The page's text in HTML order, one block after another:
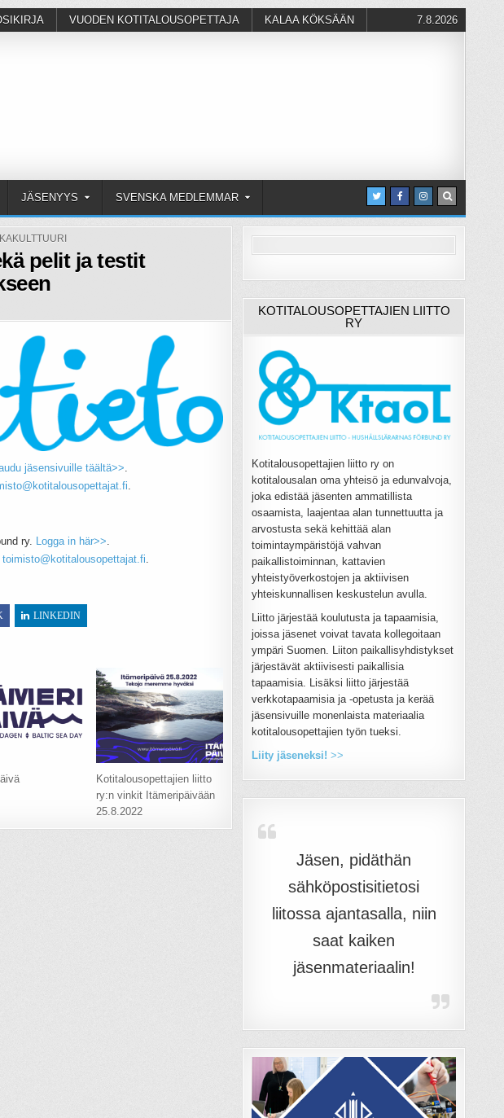
VUODEN KOTITALOUSOPETTAJA KALAA KÖKSÄÄN 7.8.2026
JÄSENYYS SVENSKA MEDLEMMAR
pelit ja testit
jäsensivuille täältä>>.
.
ry. Logga in här>>.
toimisto@kotitalousopettajat.fi.
LINKEDIN
Kotitalousopettajien liitto
ry:n vinkit Itämeripäivään
25.8.2022
KOTITALOUSOPETTAJIEN LIITTO
RY
Kotitalousopettajien liitto ry on
kotitalousalan oma yhteisö ja edunvalvoja,
joka edistää jäsenten ammatillista
osaamista, laajentaa alan tunnettuutta ja
arvostusta sekä kehittää alan
toimintaympäristöjä vahvan
paikallistoiminnan, kattavien
yhteistyöverkostojen ja aktiivisen
yhteiskunnallisen keskustelun avulla.
Liitto järjestää koulutusta ja tapaamisia,
joissa jäsenet voivat tavata kollegoitaan
ympäri Suomen. Liiton paikallisyhdistykset
järjestävät aktiivisesti paikallisia
tapaamisia. Lisäksi liitto järjestää
verkkotapaamisia ja -opetusta ja kerää
jäsensivuille monenlaista materiaalia
kotitalousopettajien työn tueksi.
Liity jäseneksi! >>
Jäsen, pidäthän
sähköpostisitietosi
liitossa ajantasalla, niin
saat kaiken
jäsenmateriaalin!